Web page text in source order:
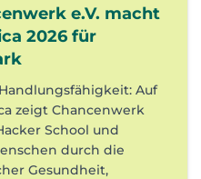
e.V. macht
2026 für
Auf
zeigt Chancenwerk
School und
durch die
Gesundheit,